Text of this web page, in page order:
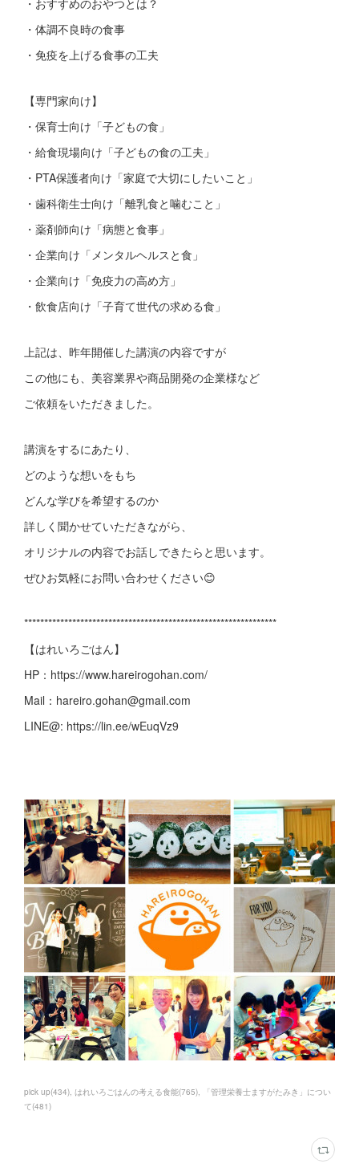
・おすすめのおやつとは？
・体調不良時の食事
・免疫を上げる食事の工夫
【専門家向け】
・保育士向け「子どもの食」
・給食現場向け「子どもの食の工夫」
・PTA保護者向け「家庭で大切にしたいこと」
・歯科衛生士向け「離乳食と噛むこと」
・薬剤師向け「病態と食事」
・企業向け「メンタルヘルスと食」
・企業向け「免疫力の高め方」
・飲食店向け「子育て世代の求める食」
上記は、昨年開催した講演の内容ですが
この他にも、美容業界や商品開発の企業様など
ご依頼をいただきました。
講演をするにあたり、
どのような想いをもち
どんな学びを希望するのか
詳しく聞かせていただきながら、
オリジナルの内容でお話しできたらと思います。
ぜひお気軽にお問い合わせください😊
***************************************************************
【はれいろごはん】
HP：https://www.hareirogohan.com/
Mail：hareiro.gohan@gmail.com
LINE@: https://lin.ee/wEuqVz9
pick up(434) はれいろごはんの考える食能(765)
「管理栄養士ますがたみき」につい
て(481)